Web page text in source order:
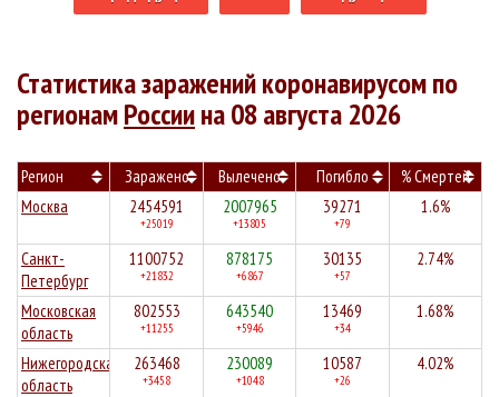
Статистика заражений коронавирусом по
регионамРоссиина 08 августа 2026
Регион Заражено Вылечено Погибло
% Смертей
Москва
2454591
+25019
2007965
+13805
39271
+79
1.6%
Санкт-
Петербург
1100752
+21832
878175
+6867
30135
+57
2.74%
Московская
область
802553
+11255
643540
+5946
13469
+34
1.68%
Нижегородская
область
263468
+3458
230089
+1048
10587
+26
4.02%